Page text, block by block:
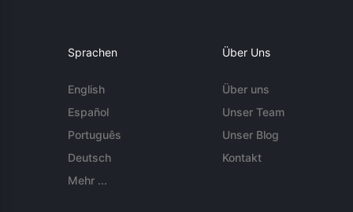
Sprachen
English
Español
Português
Deutsch
Mehr ...
Über Uns
Über uns
Unser Team
Unser Blog
Kontakt